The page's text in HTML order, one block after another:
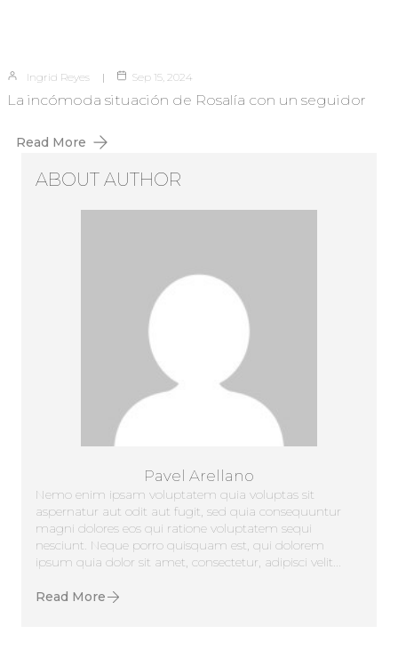
Ingrid Reyes Sep 15, 2024
La incómoda situación de Rosalía con un seguidor
Read More
ABOUT AUTHOR
Pavel Arellano
Nemo enim ipsam voluptatem quia voluptas sit
aspernatur aut odit aut fugit, sed quia consequuntur
magni dolores eos qui ratione voluptatem sequi
nesciunt. Neque porro quisquam est, qui dolorem
ipsum quia dolor sit amet, consectetur, adipisci velit...
Read More